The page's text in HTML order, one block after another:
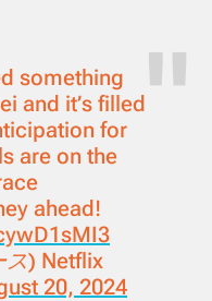
something
and it’s filled
for
are on the
ahead!
ス) Netflix
20, 2024